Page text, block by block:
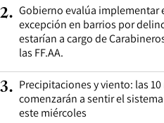
2. Gobierno evalúa implementar
excepción en barrios por
estarían a cargo de
las FF.AA.
3. Precipitaciones y viento: las
comenzarán a sentir el
este miércoles